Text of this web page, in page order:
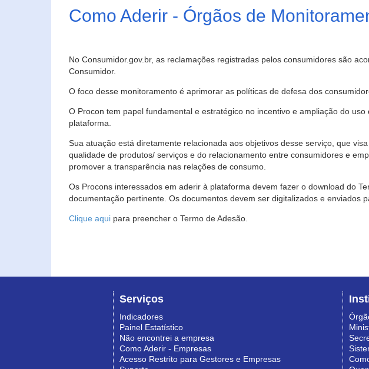
Como Aderir - Órgãos de
No Consumidor.gov.br, as reclamações registradas pelos consumidores são
Consumidor.
O foco desse monitoramento é aprimorar as políticas de defesa dos
O Procon tem papel fundamental e estratégico no incentivo e ampliação do
plataforma.
Sua atuação está diretamente relacionada aos objetivos desse serviço, que
qualidade de produtos/ serviços e do relacionamento entre consumidores e
promover a transparência nas relações de consumo.
Os Procons interessados em aderir à plataforma devem fazer o download do
documentação pertinente. Os documentos devem ser digitalizados e enviados
Clique aqui para preencher o Termo de Adesão.
Serviços
Indicadores
Painel Estatístico
Não encontrei a empresa
Como Aderir - Empresas
Acesso Restrito para Gestores e Empresas